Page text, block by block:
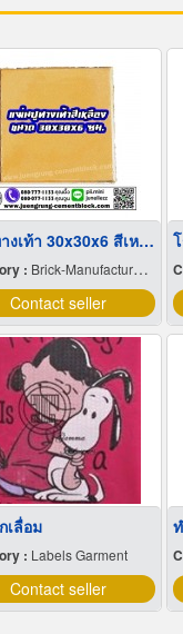
แผ่นทางเท้า 30x30x6 สีเหลือง
: Brick-Manufactures & Distributors
Contact seller
เลื่อม
: Labels Garment
Contact seller